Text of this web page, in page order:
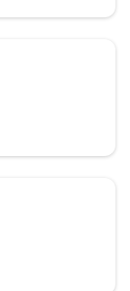
verzichtet.
erschien,
Text
auch von einer
und
durch die
der Steinzeit